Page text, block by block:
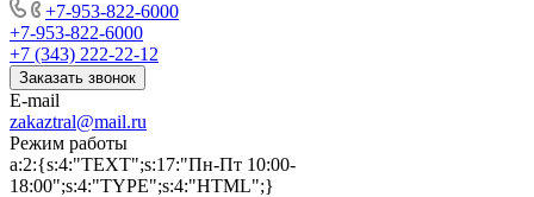
+7-953-822-6000
+7-953-822-6000
+7 (343) 222-22-12
Заказать звонок
E-mail
zakaztral@mail.ru
Режим работы
a:2:{s:4:"TEXT";s:17:"Пн-Пт 10:00-
18:00";s:4:"TYPE";s:4:"HTML";}